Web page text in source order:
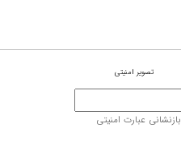
بازنشانی عبارت امنیتی